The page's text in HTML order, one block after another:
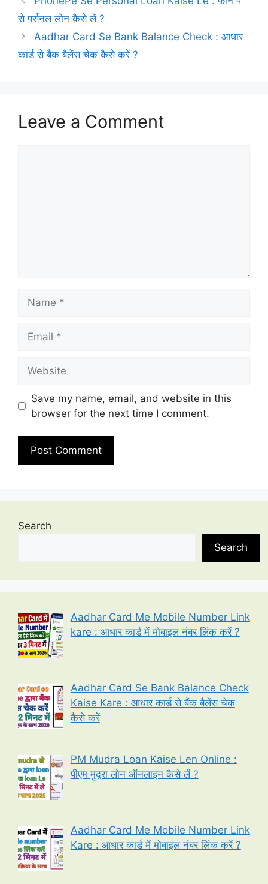
से पर्सनल लोन कैसे लें ?
Aadhar Card Se Bank Balance Check : आधार
कार्ड से बैंक बैलेंस चेक कैसे करें ?
Leave a Comment
Save my name, email, and website in this
browser for the next time I comment.
Search
Search
Aadhar Card Me Mobile Number Link
kare : आधार कार्ड में मोबाइल नंबर लिंक करें ?
Aadhar Card Se Bank Balance Check
Kaise Kare : आधार कार्ड से बैंक बैलेंस चेक
कैसे करें
PM Mudra Loan Kaise Len Online :
पीएम मुद्रा लोन ऑनलाइन कैसे लें ?
Aadhar Card Me Mobile Number Link
Kare : आधार कार्ड में मोबाइल नंबर लिंक करें ?